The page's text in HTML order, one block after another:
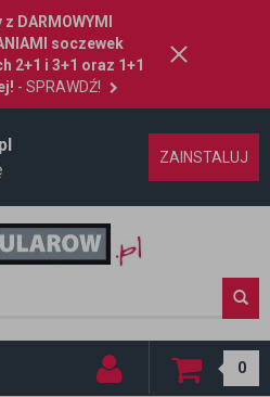
DARMOWYMI
soczewek
2+1 i 3+1 oraz 1+1
- SPRAWDŹ!
ZAINSTALUJ
0